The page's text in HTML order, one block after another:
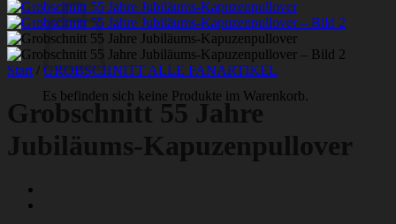
Es befinden sich keine Produkte im Warenkorb.
Start / GROBSCHNITT ALLE FANARTIKEL
Grobschnitt 55 Jahre
Jubiläums-Kapuzenpullover